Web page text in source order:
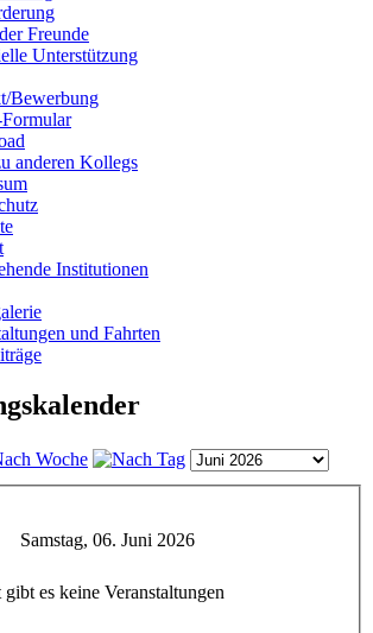
Freunde
Unterstützung
Bewerbung
anderen Kollegs
Institutionen
und Fahrten
Samstag, 06. Juni 2026
es keine Veranstaltungen